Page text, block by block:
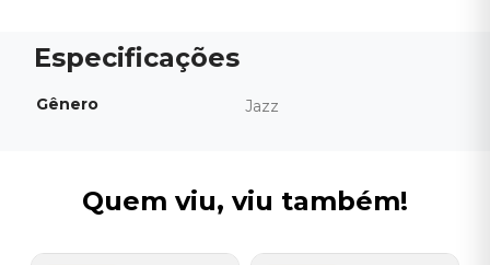
Gênero Jazz
Quem viu, viu também!